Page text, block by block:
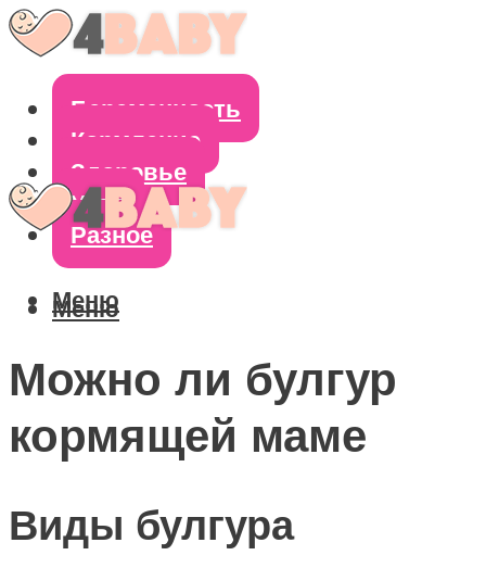
Беременность
Кормление
Здоровье
Уход
Разное
Меню
Меню
Можно ли булгур
кормящей маме
Виды булгура